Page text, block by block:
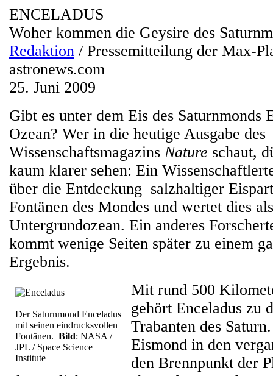
ENCELADUS
Woher kommen die Geysire des
Redaktion / Pressemitteilung der Max-
astronews.com
25. Juni 2009
Gibt es unter dem Eis des Saturnmonds
Ozean? Wer in die heutige Ausgabe des
Wissenschaftsmagazins Nature schaut,
kaum klarer sehen: Ein
über die Entdeckung salzhaltiger
Fontänen des Mondes und wertet dies
Untergrundozean. Ein anderes
kommt wenige Seiten später zu einem
Ergebnis.
Der Saturnmond Enceladus
mit seinen eindrucksvollen
Fontänen. Bild: NASA /
JPL / Space Science
Institute
Mit rund 500
gehört Enceladus zu
Trabanten des
Eismond in den
den Brennpunkt der